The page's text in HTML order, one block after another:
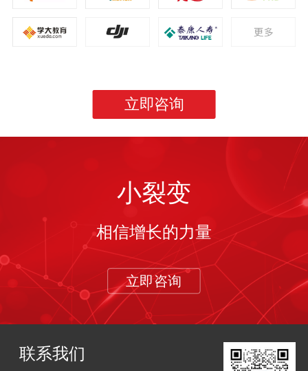
立即咨询
小裂变
相信增长的力量
立即咨询
联系我们